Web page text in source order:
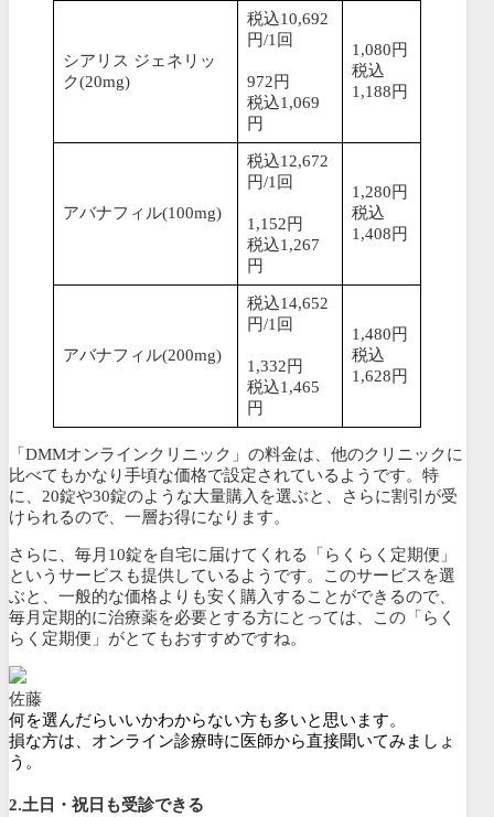
シアリス ジェネリッ
ク(20mg)
税込10,692
円/1回
972円
税込1,069
円
1,080円
税込
1,188円
アバナフィル(100mg)
税込12,672
円/1回
1,152円
税込1,267
円
1,280円
税込
1,408円
アバナフィル(200mg)
税込14,652
円/1回
1,332円
税込1,465
円
1,480円
税込
1,628円
「DMMオンラインクリニック」の料金は、他のクリニックに
比べてもかなり手頃な価格で設定されているようです。特
に、20錠や30錠のような大量購入を選ぶと、さらに割引が受
けられるので、一層お得になります。
さらに、毎月10錠を自宅に届けてくれる「 らくらく定期便 」
というサービスも提供しているようです。このサービスを選
ぶと、 一般的な価格よりも安く購入することができるので、
毎月定期的に治療薬を必要とする方にとっては、この「らく
らく定期便」がとてもおすすめですね。
佐藤
何を選んだらいいかわからない方も多いと思います。
損な方は、オンライン診療時に医師から直接聞いてみましょ
う。
2.土日・祝日も受診できる